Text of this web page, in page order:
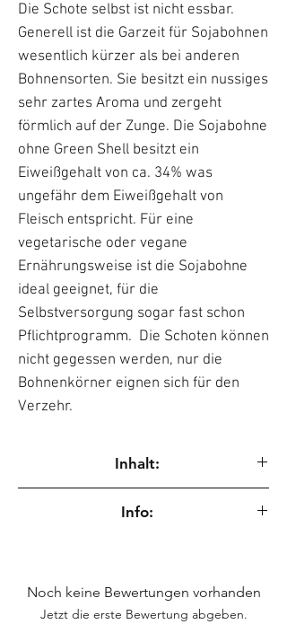
Die Schote selbst ist nicht essbar.
Generell ist die Garzeit für Sojabohnen
wesentlich kürzer als bei anderen
Bohnensorten. Sie besitzt ein nussiges
sehr zartes Aroma und zergeht
förmlich auf der Zunge. Die Sojabohne
ohne Green Shell besitzt ein
Eiweißgehalt von ca. 34% was
ungefähr dem Eiweißgehalt von
Fleisch entspricht. Für eine
vegetarische oder vegane
Ernährungsweise ist die Sojabohne
ideal geeignet, für die
Selbstversorgung sogar fast schon
Pflichtprogramm. Die Schoten können
nicht gegessen werden, nur die
Bohnenkörner eignen sich für den
Verzehr.
Inhalt:
Info:
Noch keine Bewertungen vorhanden
Jetzt die erste Bewertung abgeben.